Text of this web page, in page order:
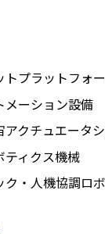
トプラットフォ
メーション設備
アクチュエータ
ティクス機械
ク・人機協調ロ